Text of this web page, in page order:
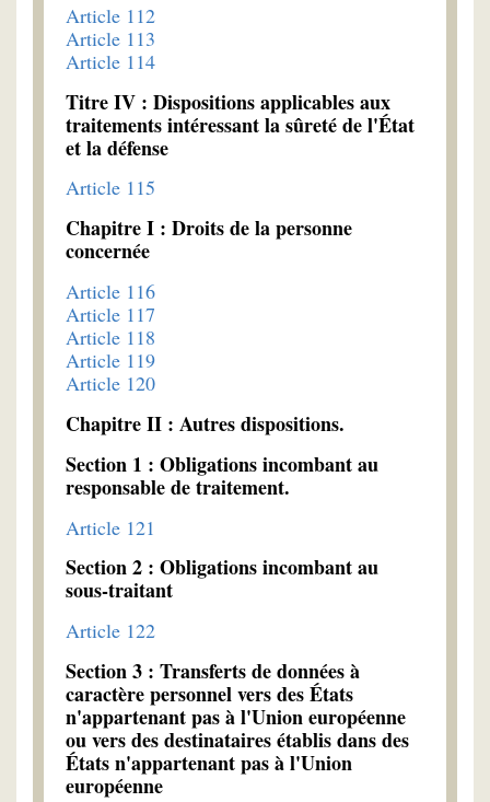
Article 112
Article 113
Article 114
Titre IV : Dispositions applicables aux
traitements intéressant la sûreté de l'État
et la défense
Article 115
Chapitre I : Droits de la personne
concernée
Article 116
Article 117
Article 118
Article 119
Article 120
Chapitre II : Autres dispositions.
Section 1 : Obligations incombant au
responsable de traitement.
Article 121
Section 2 : Obligations incombant au
sous-traitant
Article 122
Section 3 : Transferts de données à
caractère personnel vers des États
n'appartenant pas à l'Union européenne
ou vers des destinataires établis dans des
États n'appartenant pas à l'Union
européenne